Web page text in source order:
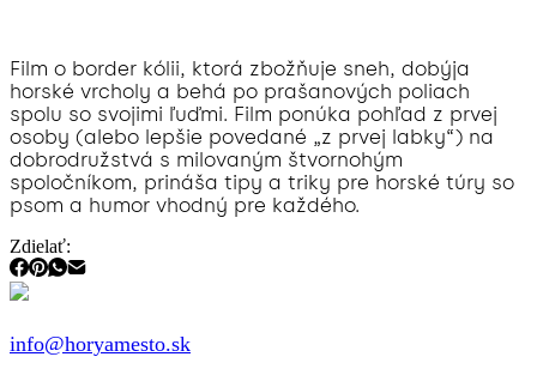
Film o border kólii, ktorá zbožňuje sneh, dobýja
horské vrcholy a behá po prašanových poliach
spolu so svojimi ľuďmi. Film ponúka pohľad z prvej
osoby (alebo lepšie povedané „z prvej labky“) na
dobrodružstvá s milovaným štvornohým
spoločníkom, prináša tipy a triky pre horské túry so
psom a humor vhodný pre každého.
Zdielať:
info@horyamesto.sk